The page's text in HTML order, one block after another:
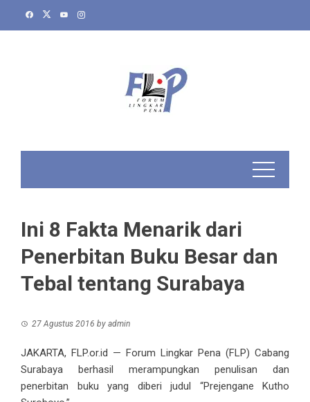
Ini 8 Fakta Menarik dari
Penerbitan Buku Besar dan
Tebal tentang Surabaya
27 Agustus 2016 by admin
JAKARTA, FLP.or.id — Forum Lingkar Pena (FLP) Cabang
Surabaya berhasil merampungkan penulisan dan
penerbitan buku yang diberi judul “Prejengane Kutho